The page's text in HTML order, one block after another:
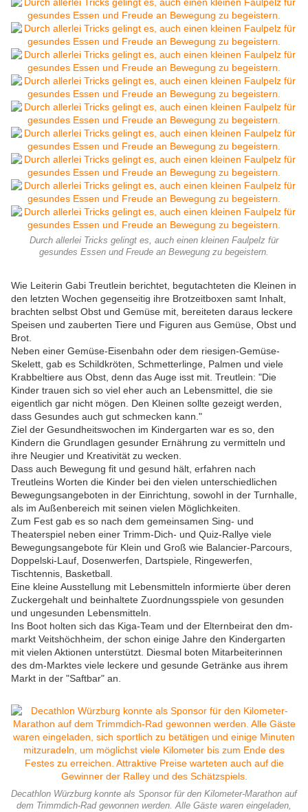
Durch allerlei Tricks gelingt es, auch einen kleinen Faulpelz für
gesundes Essen und Freude an Bewegung zu begeistern.
Wie Leiterin Gabi Treutlein berichtet, begutachteten die Kleinen in
den letzten Wochen gegenseitig ihre Brotzeitboxen samt Inhalt,
brachten selbst Obst und Gemüse mit, bereiteten daraus leckere
Speisen und zauberten Tiere und Figuren aus Gemüse, Obst und
Brot.
Neben einer Gemüse-Eisenbahn oder dem riesigen-Gemüse-
Skelett, gab es Schildkröten, Schmetterlinge, Palmen und viele
Krabbeltiere aus Obst, denn das Auge isst mit. Treutlein: "Die
Kinder trauen sich so viel eher auch an Lebensmittel, die sie
eigentlich gar nicht mögen. Den Kleinen sollte gezeigt werden,
dass Gesundes auch gut schmecken kann."
Ziel der Gesundheitswochen im Kindergarten war es so, den
Kindern die Grundlagen gesunder Ernährung zu vermitteln und
ihre Neugier und Kreativität zu wecken.
Dass auch Bewegung fit und gesund hält, erfahren nach
Treutleins Worten die Kinder bei den vielen unterschiedlichen
Bewegungsangeboten in der Einrichtung, sowohl in der Turnhalle,
als im Außenbereich mit seinen vielen Möglichkeiten.
Zum Fest gab es so nach dem gemeinsamen Sing- und
Theaterspiel neben einer Trimm-Dich- und Quiz-Rallye viele
Bewegungsangebote für Klein und Groß wie Balancier-Parcours,
Doppelski-Lauf, Dosenwerfen, Dartspiele, Ringewerfen,
Tischtennis, Basketball.
Eine kleine Ausstellung mit Lebensmitteln informierte über deren
Zuckergehalt und beinhaltete Zuordnungsspiele von gesunden
und ungesunden Lebensmitteln.
Ins Boot holten sich das Kiga-Team und der Elternbeirat den dm-
markt Veitshöchheim, der schon einige Jahre den Kindergarten
mit vielen Aktionen unterstützt. Diesmal boten Mitarbeiterinnen
des dm-Marktes viele leckere und gesunde Getränke aus ihrem
Markt in der "Saftbar" an.
Decathlon Würzburg konnte als Sponsor für den Kilometer-Marathon auf
dem Trimmdich-Rad gewonnen werden. Alle Gäste waren eingeladen,